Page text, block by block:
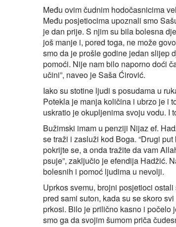
Među ovim čudnim hodočasnicima
Među posjetiocima upoznali smo
je dan prije. S njim su bila bolesna
još manje i, pored toga, ne može
smo da je prošle godine jedan slijep
pomoći. Nije nam bilo naporno doći
učini”, naveo je Saša Ćirović.
Iako su stotine ljudi s posudama u
Potekla je manja količina i ubrzo je i
uskratio je okupljenima svoju vodu. I
Bužimski imam u penziji Nijaz ef.
se traži i zasluži kod Boga. “Drugi
pokrijte se, a onda tražite da vam
psuje”, zaključio je efendija Hadžić.
bolesnih i pomoć ljudima u nevolji.
Uprkos svemu, brojni posjetioci
pred sami suton, kada su se skoro
prkosi. Bilo je prilično kasno i počelo
smo ga da svojim šumom priča